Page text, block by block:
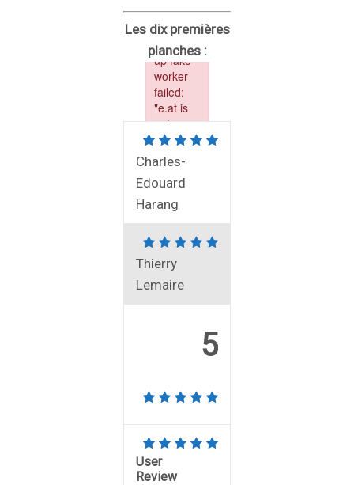
Les dix premières
planches :
Charles-
Edouard
Harang
Thierry
Lemaire
5
User
Review